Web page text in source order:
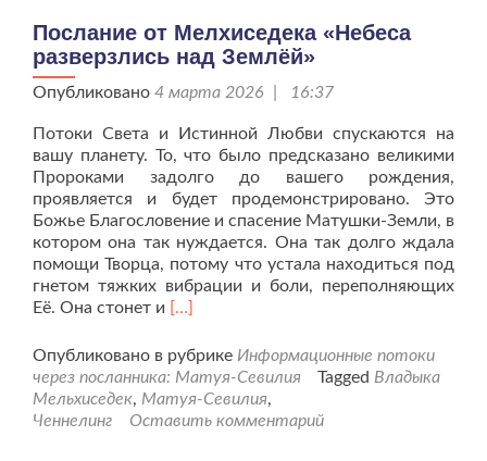
Послание от Мелхиседека «Небеса
разверзлись над Землёй»
Опубликовано 4 марта 2026 | 16:37
Потоки Света и Истинной Любви спускаются на
вашу планету. То, что было предсказано великими
Пророками задолго до вашего рождения,
проявляется и будет продемонстрировано. Это
Божье Благословение и спасение Матушки-Земли, в
котором она так нуждается. Она так долго ждала
помощи Творца, потому что устала находиться под
гнетом тяжких вибрации и боли, переполняющих
Её. Она стонет и Читать
проПослание
от
Мелхиседека
«Небеса
[…]
Опубликовано в рубрике Информационные потоки
через посланника: Матуя-Севилия
Tagged Владыка
Мельхиседек, Матуя-Севилия,
Ченнелинг
Оставить комментарий